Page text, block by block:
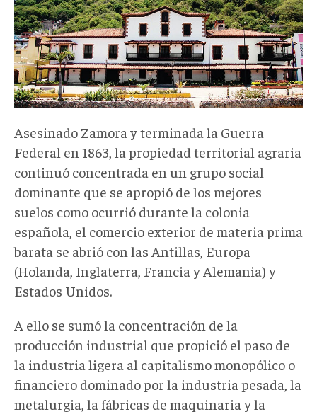
Asesinado Zamora y terminada la Guerra
Federal en 1863, la propiedad territorial agraria
continuó concentrada en un grupo social
dominante que se apropió de los mejores
suelos como ocurrió durante la colonia
española, el comercio exterior de materia prima
barata se abrió con las Antillas, Europa
(Holanda, Inglaterra, Francia y Alemania) y
Estados Unidos.
A ello se sumó la concentración de la
producción industrial que propició el paso de
la industria ligera al capitalismo monopólico o
financiero dominado por la industria pesada, la
metalurgia, la fábricas de maquinaria y la